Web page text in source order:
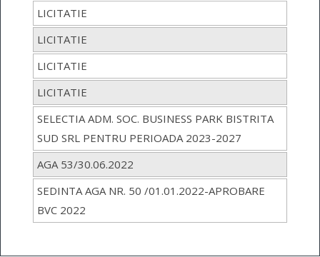
LICITATIE
LICITATIE
LICITATIE
LICITATIE
SELECTIA ADM. SOC. BUSINESS PARK BISTRITA
SUD SRL PENTRU PERIOADA 2023-2027
AGA 53/30.06.2022
SEDINTA AGA NR. 50 /01.01.2022-APROBARE
BVC 2022